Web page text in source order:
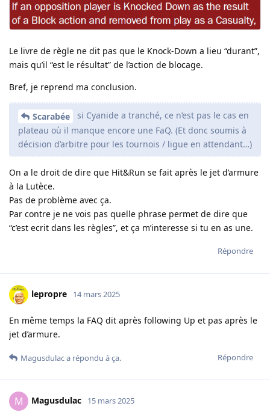
Le livre de règle ne dit pas que le Knock-Down a lieu “durant”,
mais qu’il “est le résultat” de l’action de blocage.
Bref, je reprend ma conclusion.
Scarabée
si Cyanide a tranché, ce n’est pas le cas en
plateau où il manque encore une FaQ. (Et donc soumis à
décision d’arbitre pour les tournois / ligue en attendant…)
On a le droit de dire que Hit&Run se fait après le jet d’armure
à la Lutèce.
Pas de problème avec ça.
Par contre je ne vois pas quelle phrase permet de dire que
“c’est ecrit dans les règles”, et ça m’interesse si tu en as une.
Répondre
lepropre 14 mars 2025
En même temps la FAQ dit après following Up et pas après le
jet d’armure.
Répondre
Magusdulaca répondu à ça.
M Magusdulac 15 mars 2025